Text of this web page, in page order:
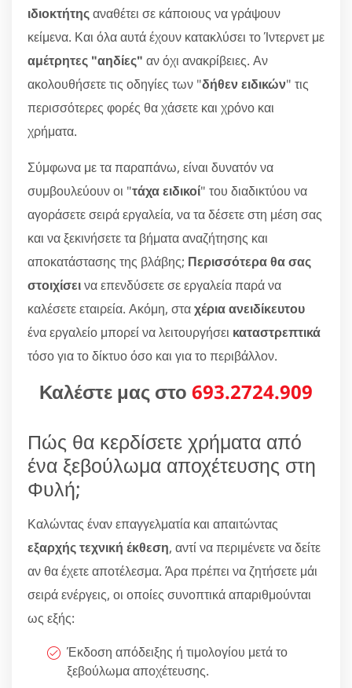
ιδιοκτήτηςαναθέτει σε κάποιους να γράψουν
κείμενα. Και όλα αυτά έχουν κατακλύσει το Ίντερνετ με
αμέτρητες "αηδίες" αν όχι ανακρίβειες. Αν
ακολουθήσετε τις οδηγίες των "δήθεν ειδικών" τις
περισσότερες φορές θα χάσετε και χρόνο και
χρήματα.
Σύμφωνα με τα παραπάνω, είναι δυνατόν να
συμβουλεύουν οι "τάχα ειδικοί" του διαδικτύου να
αγοράσετε σειρά εργαλεία, να τα δέσετε στη μέση σας
και να ξεκινήσετε τα βήματα αναζήτησης και
αποκατάστασης της βλάβης; Περισσότερα θα σας
στοιχίσεινα επενδύσετε σε εργαλεία παρά να
καλέσετε εταιρεία. Ακόμη, σταχέρια ανειδίκευτου
ένα εργαλείο μπορεί να λειτουργήσει καταστρεπτικά
τόσο για το δίκτυο όσο και για το περιβάλλον.
Καλέστε μας στο 693.2724.909
Πώς θα κερδίσετε χρήματα από
ένα ξεβούλωμα αποχέτευσης στη
Φυλή;
Καλώντας έναν επαγγελματία και απαιτώντας
εξαρχής τεχνική έκθεση, αντί να περιμένετε να δείτε
αν θα έχετε αποτέλεσμα. Άρα πρέπει να ζητήσετε μάι
σειρά ενέργεις, οι οποίες συνοπτικά απαριθμούνται
ως εξής:
Έκδοση απόδειξης ή τιμολογίου μετά το
ξεβούλωμα αποχέτευσης.